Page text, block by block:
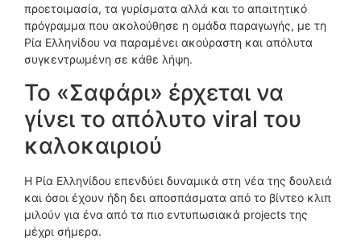
προετοιμασία, τα γυρίσματα αλλά και το απαιτητικό
πρόγραμμα που ακολούθησε η ομάδα παραγωγής, με τη
Ρία Ελληνίδου να παραμένει ακούραστη και απόλυτα
συγκεντρωμένη σε κάθε λήψη.
Το «Σαφάρι» έρχεται να
γίνει το απόλυτο viral του
καλοκαιριού
Η Ρία Ελληνίδου επενδύει δυναμικά στη νέα της δουλειά
και όσοι έχουν ήδη δει αποσπάσματα από το βίντεο κλιπ
μιλούν για ένα από τα πιο εντυπωσιακά projects της
μέχρι σήμερα.